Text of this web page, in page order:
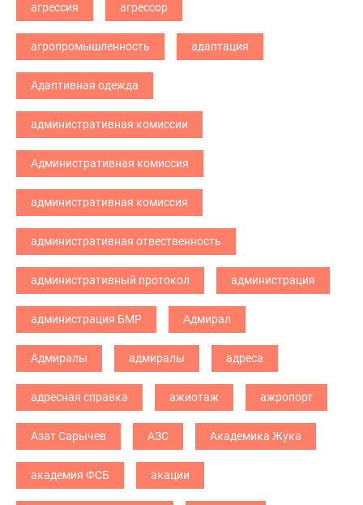
агрессия агрессор
агропромышленность адаптация
Адаптивная одежда
административная комиссии
Административная комиссия
административная комиссия
административная отвественность
административный протокол администрация
администрация БМР Адмирал
Адмиралы адмиралы адреса
адресная справка ажиотаж ажропорт
Азат Сарычев АЗС Академика Жука
академия ФСБ акации